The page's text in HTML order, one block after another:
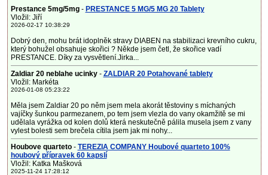
Prestance 5mg/5mg- PRESTANCE 5 MG/5 MG 20 Tablety
Vložil: Jiří
2026-02-17 10:38:29
Dobrý den, mohu brát idoplněk stravy DIABEN na stabilizaci krevního cukru,
který bohužel obsahuje skořici ? Někde jsem četl, že skořice vadí
PRESTANCE. Díky za vysvětlení.Jirka...
Zaldiar 20 neblahe ucinky- ZALDIAR 20 Potahované tablety
Vložil: Markéta
2026-01-08 05:23:22
Měla jsem Zaldiar 20 po něm jsem mela akorát těstoviny s míchaných
vajíčky šunkou parmezanem, po tem jsem vlezla do vany okamžitě se mi
udělala vyrážka od kolen dolů která neskutečně pálila musela jsem z vany
vylest bolesti sem brečela cítila jsem jak mi nohy...
Houbove quarteto- TEREZIA COMPANY Houbové quarteto 100%
houbový přípravek 60 kapslí
Vložil: Katka Mašková
2025-11-24 17:28:12